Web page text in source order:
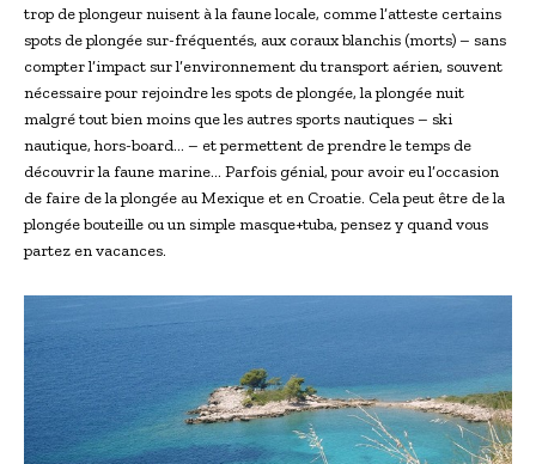
trop de plongeur nuisent à la faune locale, comme l’atteste certains
spots de plongée sur-fréquentés, aux coraux blanchis (morts) – sans
compter l’impact sur l’environnement du transport aérien, souvent
nécessaire pour rejoindre les spots de plongée, la plongée nuit
malgré tout bien moins que les autres sports nautiques – ski
nautique, hors-board… – et permettent de prendre le temps de
découvrir la faune marine… Parfois génial, pour avoir eu l’occasion
de faire de la plongée au Mexique et en Croatie. Cela peut être de la
plongée bouteille ou un simple masque+tuba, pensez y quand vous
partez en vacances.